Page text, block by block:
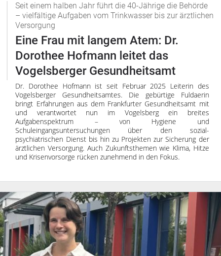
Seit einem halben Jahr führt die 40-Jährige die Behörde
– vielfältige Aufgaben vom Trinkwasser bis zur ärztlichen
Versorgung
Eine Frau mit langem Atem: Dr.
Dorothee Hofmann leitet das
Vogelsberger Gesundheitsamt
Dr. Dorothee Hofmann ist seit Februar 2025 Leiterin des
Vogelsberger Gesundheitsamtes. Die gebürtige Fuldaerin
bringt Erfahrungen aus dem Frankfurter Gesundheitsamt mit
und verantwortet nun im Vogelsberg ein breites
Aufgabenspektrum – von Hygiene und
Schuleingangsuntersuchungen über den sozial-
psychiatrischen Dienst bis hin zu Projekten zur Sicherung der
ärztlichen Versorgung. Auch Zukunftsthemen wie Klima, Hitze
und Krisenvorsorge rücken zunehmend in den Fokus.